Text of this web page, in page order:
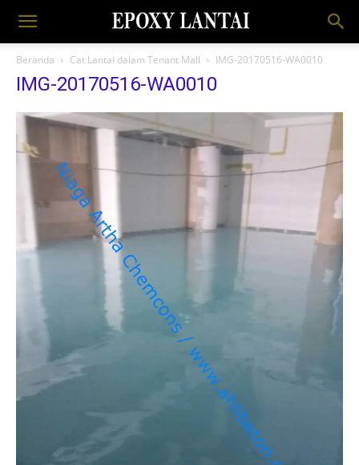
Beranda Cat Lantai dalam Tenant Mall IMG-20170516-WA0010
IMG-20170516-WA0010